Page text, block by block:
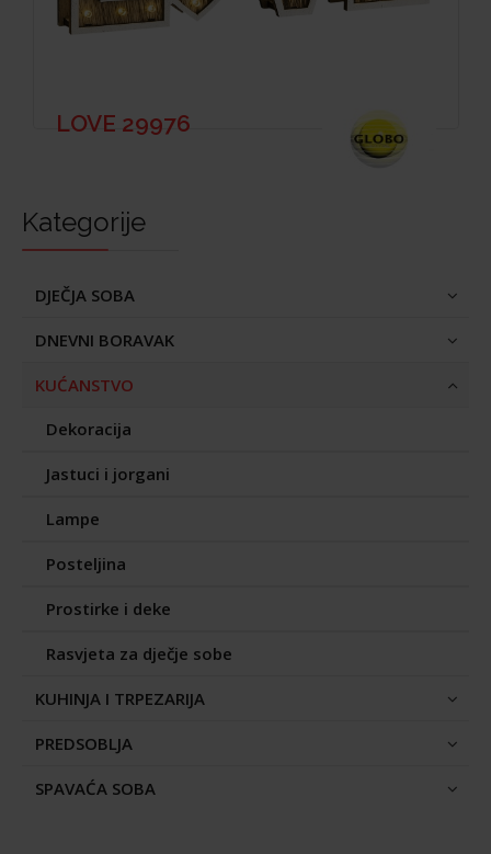
LOVE 29976
Kategorije
DJEČJA SOBA
DNEVNI BORAVAK
KUĆANSTVO
Dekoracija
Jastuci i jorgani
Lampe
Posteljina
Prostirke i deke
Rasvjeta za dječje sobe
KUHINJA I TRPEZARIJA
PREDSOBLJA
SPAVAĆA SOBA